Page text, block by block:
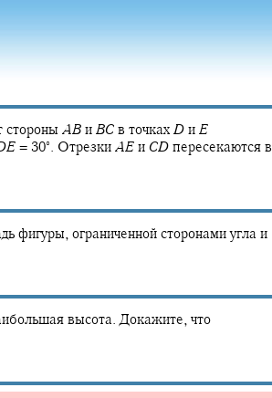
стороны AB и BC в точках D и E
E = 30‍∘ . Отрезки AE и CD пересекаются в
фигуры, ограниченной сторонами угла и
высота. Докажите, что